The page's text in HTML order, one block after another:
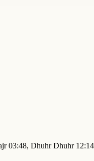
03:48, Dhuhr Dhuhr